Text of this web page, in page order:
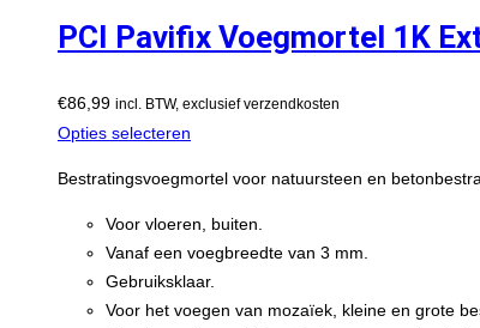
PCI Pavifix Voegmortel 1K
€86,99 incl. BTW, exclusief verzendkosten
Opties selecteren
Bestratingsvoegmortel voor natuursteen en
Voor vloeren, buiten.
Vanaf een voegbreedte van 3 mm.
Gebruiksklaar.
Voor het voegen van mozaïek, kleine en grote